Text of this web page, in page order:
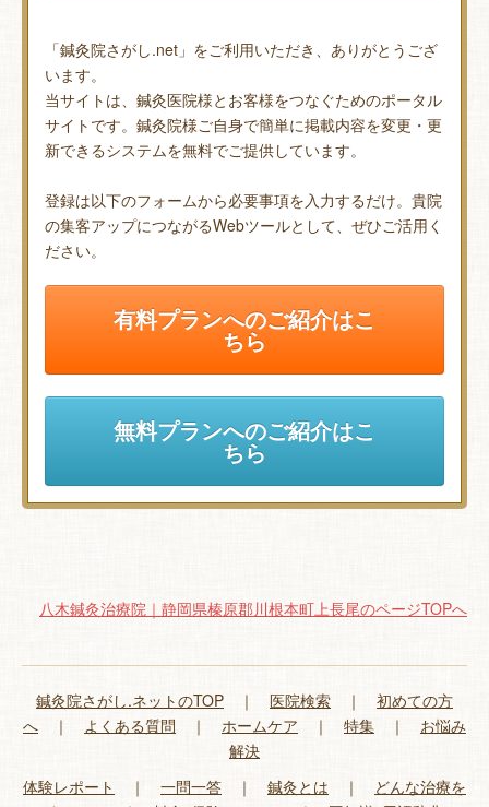
「鍼灸院さがし.net」をご利用いただき、ありがとうござ
います。
当サイトは、鍼灸医院様とお客様をつなぐためのポータル
サイトです。鍼灸院様ご自身で簡単に掲載内容を変更・更
新できるシステムを無料でご提供しています。
登録は以下のフォームから必要事項を入力するだけ。貴院
の集客アップにつながるWebツールとして、ぜひご活用く
ださい。
有料プランへのご紹介はこ
ちら
無料プランへのご紹介はこ
ちら
八木鍼灸治療院｜静岡県榛原郡川根本町上長尾のページTOPへ
鍼灸院さがし.ネットのTOP ｜ 医院検索 ｜ 初めての方
へ ｜ よくある質問 ｜ ホームケア ｜ 特集 ｜ お悩み
解決
体験レポート
｜ 一問一答 ｜ 鍼灸とは ｜ どんな治療を